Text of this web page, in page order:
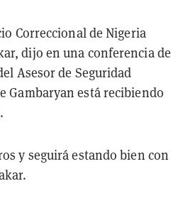
Correccional de Nigeria
dijo en una conferencia de
Asesor de Seguridad
Gambaryan está recibiendo
y seguirá estando bien con